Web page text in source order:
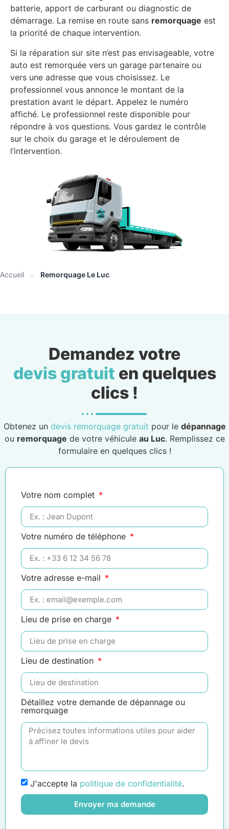
batterie, apport de carburant ou diagnostic de
démarrage. La remise en route sans remorquage est
la priorité de chaque intervention.
Si la réparation sur site n’est pas envisageable, votre
auto est remorquée vers un garage partenaire ou
vers une adresse que vous choisissez. Le
professionnel vous annonce le montant de la
prestation avant le départ. Appelez le numéro
affiché. Le professionnel reste disponible pour
répondre à vos questions. Vous gardez le contrôle
sur le choix du garage et le déroulement de
l’intervention.
Accueil » Remorquage Le Luc
Demandez votre
devis gratuit en quelques
clics !
Obtenez un devis remorquage gratuit pour le dépannage
ou remorquage de votre véhicule au Luc. Remplissez ce
formulaire en quelques clics !
Votre nom complet
Votre numéro de téléphone
Votre adresse e-mail
Lieu de prise en charge
Lieu de destination
Détaillez votre demande de dépannage ou
remorquage
J'accepte la politique de confidentialité.
Envoyer ma demande